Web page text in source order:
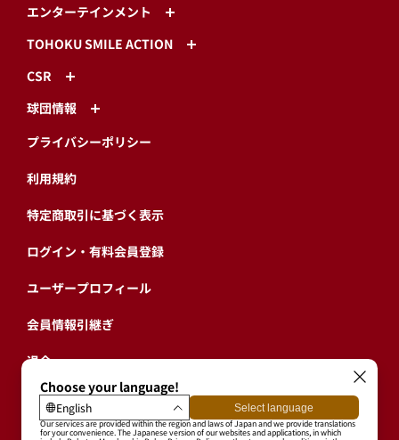
エンターテインメント
TOHOKU SMILE ACTION
CSR
球団情報
プライバシーポリシー
利用規約
特定商取引に基づく表示
ログイン・有料会員登録
ユーザープロフィール
会員情報引継ぎ
退会